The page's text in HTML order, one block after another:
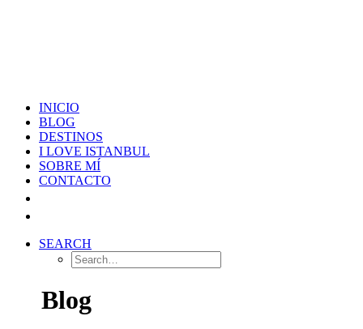
INICIO
BLOG
DESTINOS
I LOVE ISTANBUL
SOBRE MÍ
CONTACTO
SEARCH
Blog